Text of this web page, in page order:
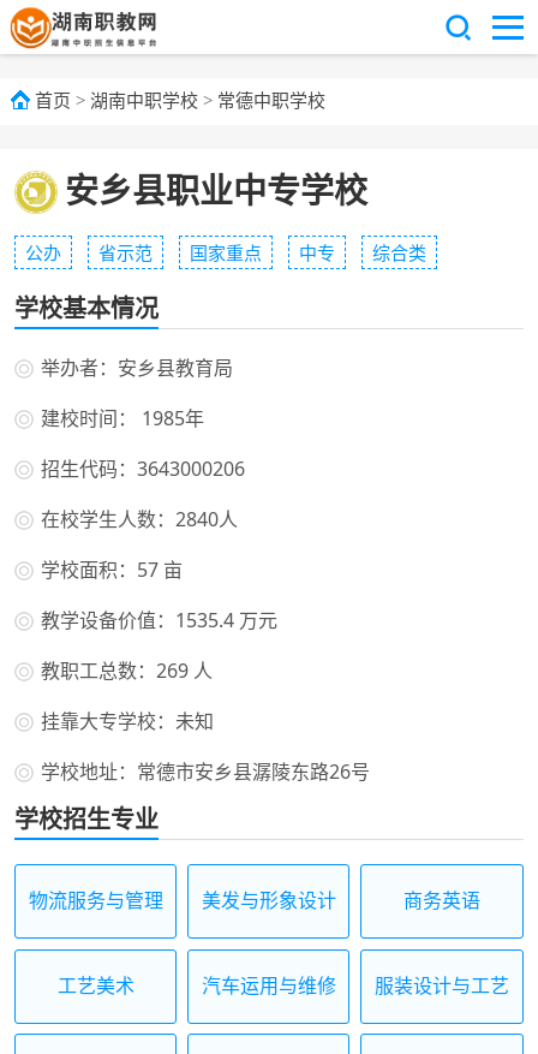
首页 > 湖南中职学校 > 常德中职学校
安乡县职业中专学校
公办 省示范 国家重点 中专 综合类
学校基本情况
举办者：安乡县教育局
建校时间： 1985年
招生代码：3643000206
在校学生人数：2840人
学校面积：57 亩
教学设备价值：1535.4 万元
教职工总数：269 人
挂靠大专学校：未知
学校地址：常德市安乡县潺陵东路26号
学校招生专业
物流服务与管理 美发与形象设计 商务英语
工艺美术 汽车运用与维修 服装设计与工艺